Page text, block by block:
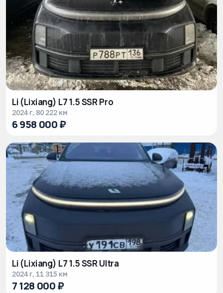
Сбросить
все
Показать
31
Li (Lixiang) L7 1.5 SSR Pro
2024 г, 80 222 км
6 958 000 ₽
Li (Lixiang) L7 1.5 SSR Ultra
2024 г, 11 315 км
7 128 000 ₽